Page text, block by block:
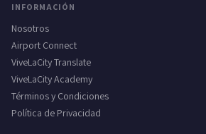
INFORMACIÓN
Nosotros
Airport Connect
ViveLaCity Translate
ViveLaCity Academy
Términos y Condiciones
Política de Privacidad